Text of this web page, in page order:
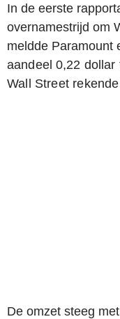
In de eerste
overnamestrijd om
meldde Paramount
aandeel 0,22 dollar
Wall Street
De omzet steeg